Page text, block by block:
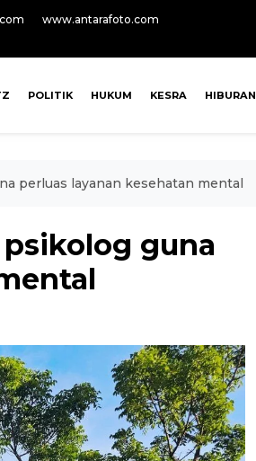
www.antarafoto.com
POLITIK HUKUM KESRA HIBURAN
perluas layanan kesehatan mental
guna